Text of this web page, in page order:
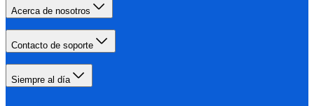
Acerca de nosotros
Contacto de soporte
Siempre al día